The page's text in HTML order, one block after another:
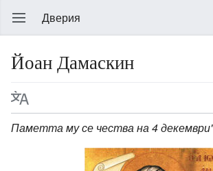
Дверия
Йоан Дамаскин
Паметта му се чества на 4 декември'